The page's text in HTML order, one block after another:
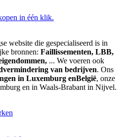
website die gespecialiseerd is in
bronnen: Faillissementen, LBB,
... We voeren ook
van bedrijven. Ons
in Luxemburg enBelgië, onze
en in Waals-Brabant in Nijvel.